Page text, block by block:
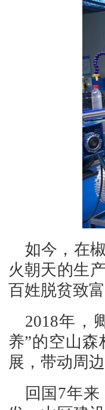
如今，在
火朝天的生
百姓脱贫致
2018年，
养”的空山
展，带动周
回国7年